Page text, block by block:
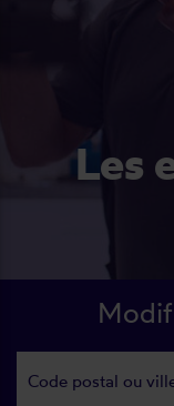
Les experts du volet